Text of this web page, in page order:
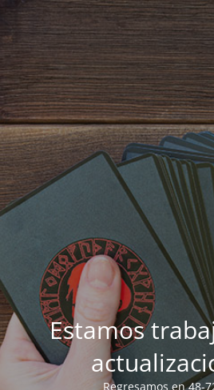
Estamos
Regresamos en 48-